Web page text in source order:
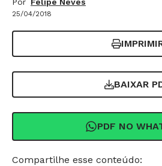
25/04/2018
BAIXAR
PDF NO
Compartilhe esse conteúdo: